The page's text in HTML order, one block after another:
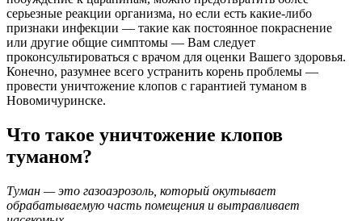
серьезные реакции организма, но если есть какие-либо
признаки инфекции — такие как постоянное покраснение
или другие общие симптомы — Вам следует
проконсультироваться с врачом для оценки Вашего здоровья.
Конечно, разумнее всего устранить корень проблемы —
провести уничтожение клопов с гарантией туманом в
Новомичуринске.
Что такое уничтожение клопов
туманом?
Туман — это газоаэрозоль, который окутывает
обрабатываемую часть помещения и вытравливает